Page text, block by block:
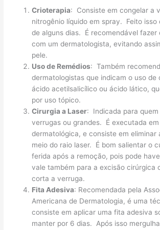
Crioterapia: Consiste em congelar a
nitrogênio líquido em spray. Feito isso
de alguns dias. É recomendável fazer
com um dermatologista, evitando
pele.
Uso de Remédios: Também
dermatologistas que indicam o uso de
ácido acetilsalicílico ou ácido lático,
por uso tópico.
Cirurgia a Laser: Indicada para
verrugas ou grandes. É executada
dermatológica, e consiste em eliminar
meio do raio laser. É bom salientar o
ferida após a remoção, pois pode
vale também para a excisão cirúrgica
corta a verruga.
Fita Adesiva: Recomendada pela
Americana de Dermatologia, é uma
consiste em aplicar uma fita adesiva
manter por 6 dias. Após isso